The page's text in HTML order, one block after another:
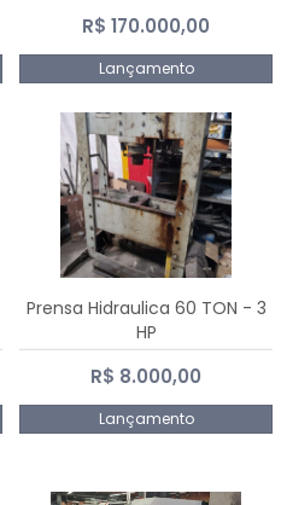
R$ 170.000,00
Lançamento
Prensa Hidraulica 60 TON - 3
HP
R$ 8.000,00
Lançamento